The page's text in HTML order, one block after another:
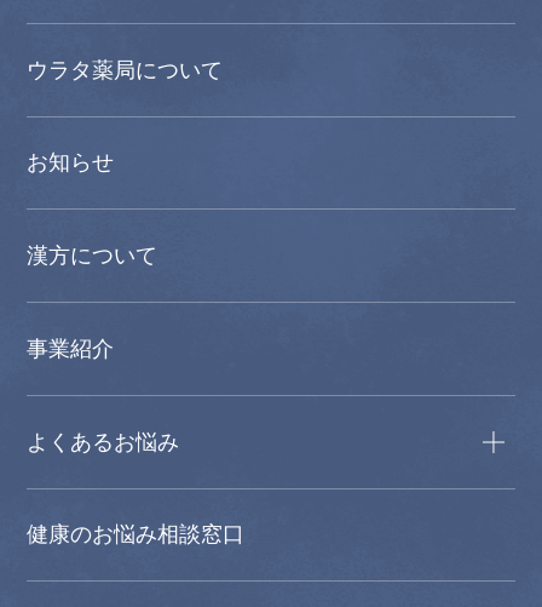
ウラタ薬局について
お知らせ
漢方について
事業紹介
よくあるお悩み
健康のお悩み相談窓口